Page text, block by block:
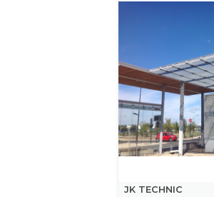
JK TECHNIC